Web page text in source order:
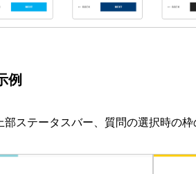
例
部ステータスバー、質問の選択時の